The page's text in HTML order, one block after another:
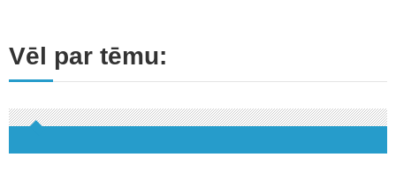
Vēl par tēmu: